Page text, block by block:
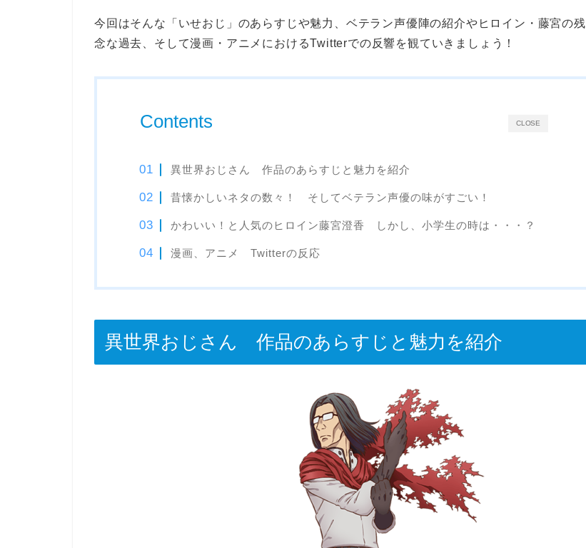
今回はそんな「いせおじ」のあらすじや魅力、ベテラン声優陣の紹介やヒロイン・藤宮の残
念な過去、そして漫画・アニメにおけるTwitterでの反響を観ていきましょう！
CLOSE
Contents
異世界おじさん 作品のあらすじと魅力を紹介
昔懐かしいネタの数々！ そしてベテラン声優の味がすごい！
かわいい！と人気のヒロイン藤宮澄香 しかし、小学生の時は・・・？
漫画、アニメ Twitterの反応
異世界おじさん 作品のあらすじと魅力を紹介